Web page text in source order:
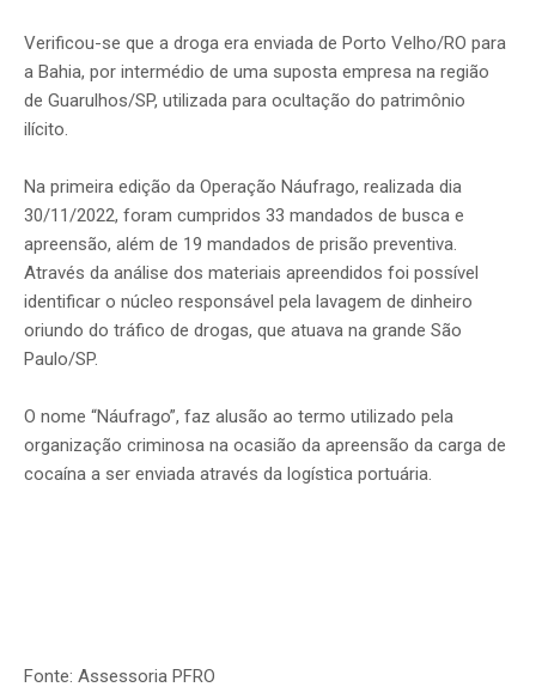
Verificou-se que a droga era enviada de Porto Velho/RO para
a Bahia, por intermédio de uma suposta empresa na região
de Guarulhos/SP, utilizada para ocultação do patrimônio
ilícito.
Na primeira edição da Operação Náufrago, realizada dia
30/11/2022, foram cumpridos 33 mandados de busca e
apreensão, além de 19 mandados de prisão preventiva.
Através da análise dos materiais apreendidos foi possível
identificar o núcleo responsável pela lavagem de dinheiro
oriundo do tráfico de drogas, que atuava na grande São
Paulo/SP.
O nome “Náufrago”, faz alusão ao termo utilizado pela
organização criminosa na ocasião da apreensão da carga de
cocaína a ser enviada através da logística portuária.
Fonte: Assessoria PFRO